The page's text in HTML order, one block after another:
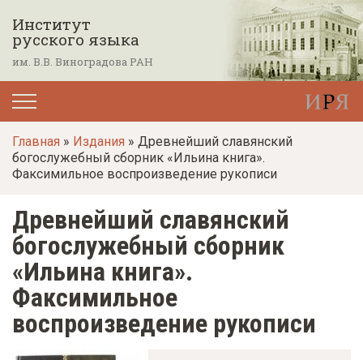
е
т
Институт
русского языка
им. В.В. Виноградова РАН
Главная » Издания » Древнейший славянский
богослужебный сборник «Ильина книга».
Факсимильное воспроизведение рукописи
Древнейший славянский
богослужебный сборник
«Ильина книга».
Факсимильное
воспроизведение рукописи